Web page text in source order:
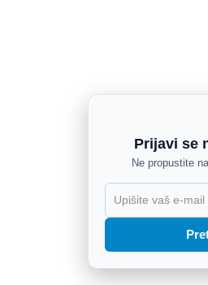
Prijavi se
Ne propustite